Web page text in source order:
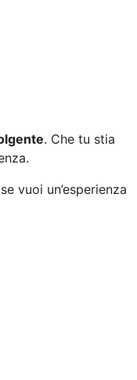
. Che tu stia
vuoi un’esperienza